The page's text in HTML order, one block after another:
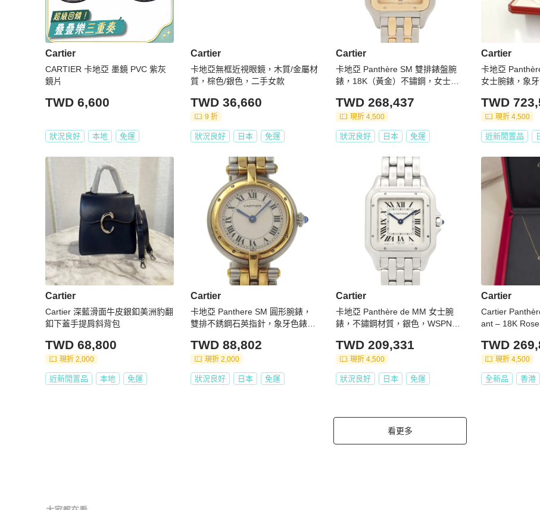
Cartier
CARTIER 卡地亞 墨鏡 PVC 紫灰
鏡片
TWD 6,600
狀況良好 本地 免運
Cartier
卡地亞無框近視眼鏡，木質/金屬材
質，棕色/銀色，二手女款
TWD 36,660
9 折
狀況良好 日本 免運
Cartier
卡地亞 Panthère SM 雙排錶盤腕
錶，18K（黃金）不鏽鋼，女士
TWD 268,437
現折 4,500
狀況良好 日本 免運
Cartier
卡地亞
女士腕錶，象牙
TWD
現折 4,500
近新閒置品
Cartier
Cartier 深藍滑面牛皮銀釦美洲豹翻
釦下蓋手提肩斜背包
TWD 68,800
現折 2,000
近新閒置品 本地 免運
Cartier
卡地亞 Panthere SM 圓形腕錶，
雙排不銹鋼石英指針，象牙色錶
TWD 88,802
現折 2,000
狀況良好 日本 免運
Cartier
卡地亞 Panthère de MM 女士腕
錶，不鏽鋼材質，銀色，WSPN00
TWD 209,331
現折 4,500
狀況良好 日本 免運
Cartier
Cartier
ant – 18K Rose
TWD
現折 4,500
全新品 香港
看更多